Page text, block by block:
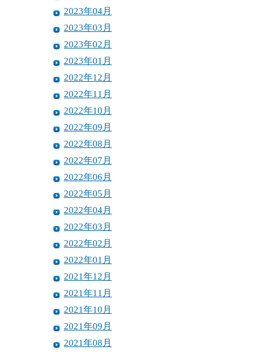
2023年04月
2023年03月
2023年02月
2023年01月
2022年12月
2022年11月
2022年10月
2022年09月
2022年08月
2022年07月
2022年06月
2022年05月
2022年04月
2022年03月
2022年02月
2022年01月
2021年12月
2021年11月
2021年10月
2021年09月
2021年08月